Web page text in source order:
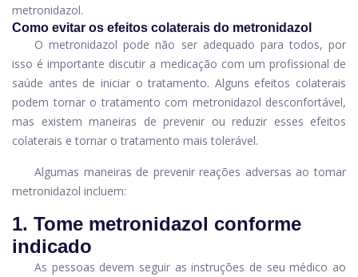
metronidazol.
Como evitar os efeitos colaterais do metronidazol
O metronidazol pode não ser adequado para todos, por
isso é importante discutir a medicação com um profissional de
saúde antes de iniciar o tratamento. Alguns efeitos colaterais
podem tornar o tratamento com metronidazol desconfortável,
mas existem maneiras de prevenir ou reduzir esses efeitos
colaterais e tornar o tratamento mais tolerável.
Algumas maneiras de prevenir reações adversas ao tomar
metronidazol incluem:
1. Tome metronidazol conforme
indicado
As pessoas devem seguir as instruções de seu médico ao